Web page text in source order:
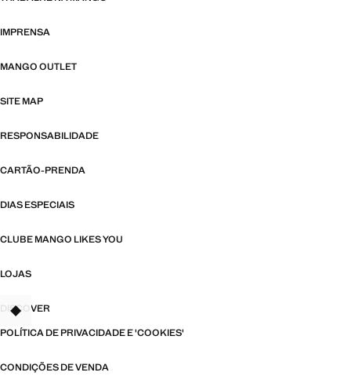
IMPRENSA
MANGO OUTLET
SITE MAP
RESPONSABILIDADE
CARTÃO-PRENDA
DIAS ESPECIAIS
CLUBE MANGO LIKES YOU
LOJAS
DISCOVER
POLÍTICA DE PRIVACIDADE E 'COOKIES'
CONDIÇÕES DE VENDA